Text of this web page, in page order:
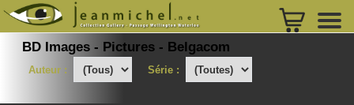
BD Images - Pictures - Belgacom
Auteur : Série :